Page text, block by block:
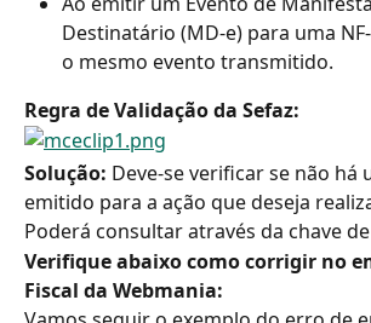
Destinatário (MD-e) para uma
o mesmo evento transmitido.
Regra de Validação da Sefaz:
Solução: Deve-se verificar se não há
emitido para a ação que deseja
Poderá consultar através da chave
Verifique abaixo como corrigir no
Fiscal da Webmania: